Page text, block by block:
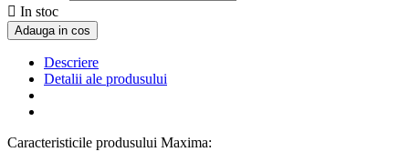
 In stoc
Adauga in cos
Descriere
Detalii ale produsului
Caracteristicile produsului Maxima: